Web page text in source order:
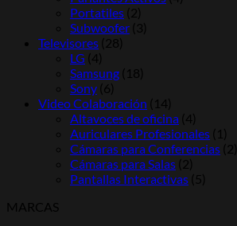
Portatiles (2)
Subwoofer (3)
Televisores (28)
LG (4)
Samsung (18)
Sony (6)
Video Colaboración (14)
Altavoces de oficina (4)
Auriculares Profesionales (1)
Cámaras para Conferencias (2)
Cámaras para Salas (2)
Pantallas Interactivas (5)
MARCAS